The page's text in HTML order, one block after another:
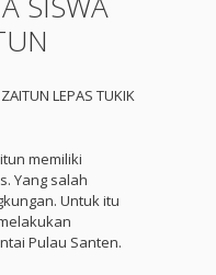
LEPAS TUKIK
memiliki
Yang salah
Untuk itu
Pulau Santen.